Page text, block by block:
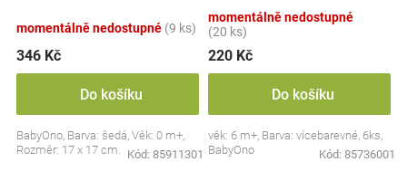
momentálně nedostupné (9 ks)
346 Kč
Do košíku
BabyOno, Barva: šedá, Věk: 0 m+,
Rozměr: 17 x 17 cm.
Kód: 85911301
momentálně nedostupné
(20 ks)
220 Kč
Do košíku
věk: 6 m+, Barva: vícebarevné, 6ks,
BabyOno
Kód: 85736001